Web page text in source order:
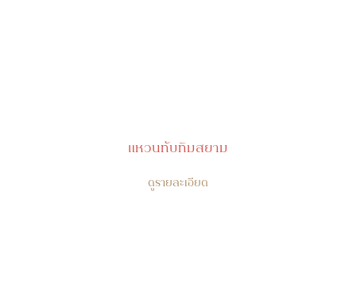
แหวนทับทิมสยาม
ดูรายละเอียด